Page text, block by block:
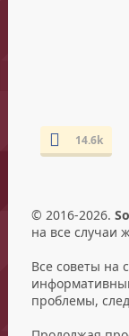
14.6k
© 2016-2026.
на все случаи
Все советы на
проблемы,